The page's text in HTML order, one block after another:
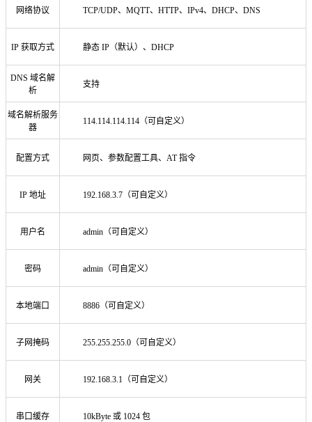
网络协议 TCP/UDP、MQTT、HTTP、IPv4、DHCP、DNS
IP 获取方式 静态 IP（默认）、DHCP
DNS 域名解
析
支持
域名解析服务
器
114.114.114.114（可自定义）
配置方式 网页、参数配置工具、AT 指令
IP 地址 192.168.3.7（可自定义）
用户名 admin（可自定义）
密码 admin（可自定义）
本地端口 8886（可自定义）
子网掩码 255.255.255.0（可自定义）
网关 192.168.3.1（可自定义）
串口缓存 10kByte 或 1024 包